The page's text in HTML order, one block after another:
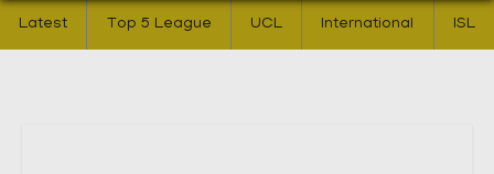
Latest Top 5 League UCL International ISL